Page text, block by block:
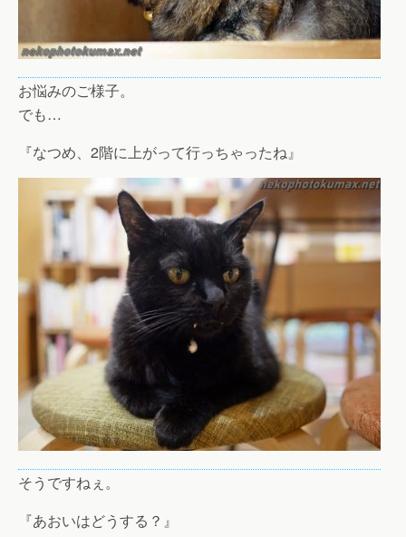
お悩みのご様子。
でも…
『なつめ、2階に上がって行っちゃったね』
そうですねぇ。
『あおいはどうする？』